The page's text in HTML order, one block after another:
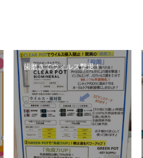
歯磨きでウィルス撃退！